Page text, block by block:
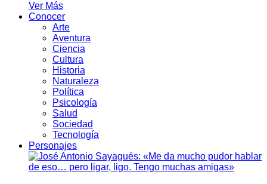
Ver Más
Conocer
Arte
Aventura
Ciencia
Cultura
Historia
Naturaleza
Política
Psicología
Salud
Sociedad
Tecnología
Personajes